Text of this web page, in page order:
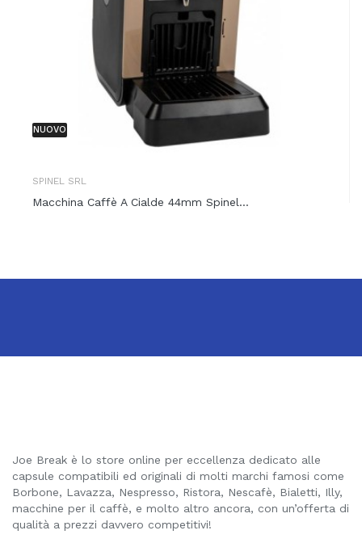
NUOVO
SPINEL SRL
Macchina Caffè A Cialde 44mm Spinel...
Joe Break è lo store online per eccellenza dedicato alle
capsule compatibili ed originali di molti marchi famosi come
Borbone, Lavazza, Nespresso, Ristora, Nescafè, Bialetti, Illy,
macchine per il caffè, e molto altro ancora, con un’offerta di
qualità a prezzi davvero competitivi!